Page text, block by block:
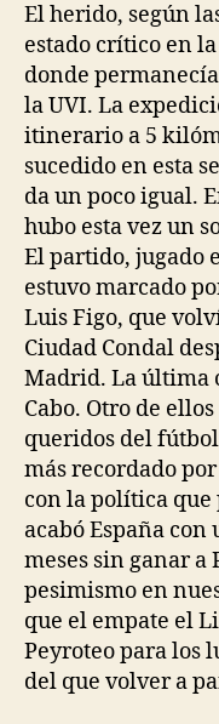
El herido, según
estado crítico en
donde
la UVI. La
itinerario a 5
sucedido en esta
da un poco igual.
hubo esta vez un
El partido, jugado
estuvo marcado
Luis Figo, que
Ciudad Condal
Madrid. La última
Cabo. Otro de
queridos del
más recordado
con la política
acabó España con
meses sin ganar a
pesimismo en
que el empate el
Peyroteo para los
del que volver a